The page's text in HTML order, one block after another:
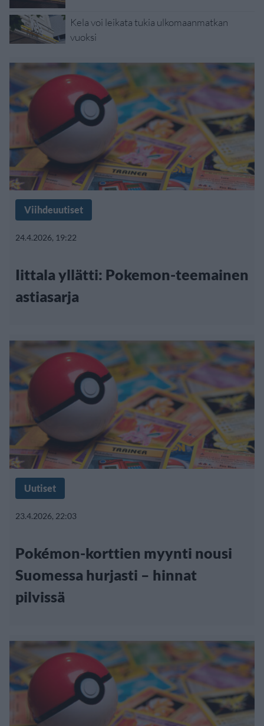
Kela voi leikata tukia ulkomaanmatkan
vuoksi
Viihdeuutiset
24.4.2026, 19:22
Iittala yllätti: Pokemon-teemainen
astiasarja
Uutiset
23.4.2026, 22:03
Pokémon-korttien myynti nousi
Suomessa hurjasti – hinnat
pilvissä